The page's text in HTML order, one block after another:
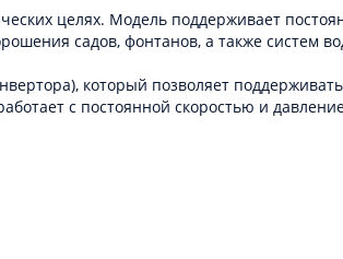
целях. Модель поддерживает
садов, фонтанов, а также систем
который позволяет
с постоянной скоростью и